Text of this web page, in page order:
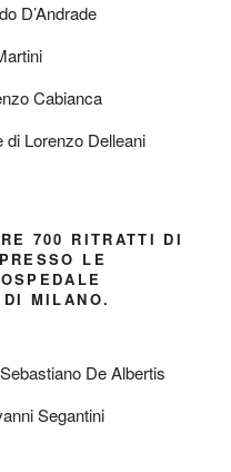
D’Andrade
Cabianca
Lorenzo Delleani
700 RITRATTI DI
LE
DI MILANO.
De Albertis
Segantini